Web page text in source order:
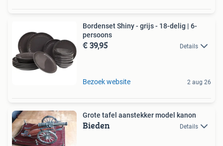
Bordenset Shiny - grijs - 18-delig | 6-
persoons
€ 39,95 Details
Bezoek website 2 aug 26
Grote tafel aanstekker model kanon
Bieden Details